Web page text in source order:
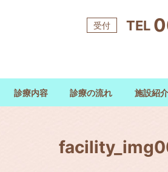
受付 TEL
診療内容 診療の流れ 施設紹介